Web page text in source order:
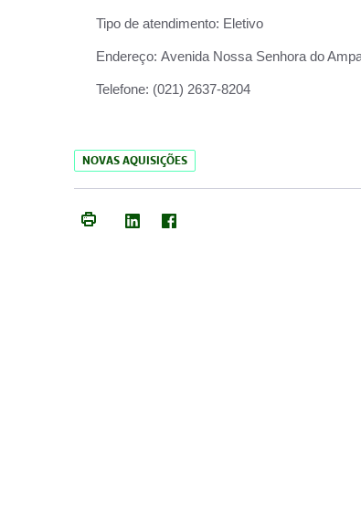
Tipo de atendimento: Eletivo
Endereço: Avenida Nossa Senhora do
Telefone: (021) 2637-8204
NOVAS AQUISIÇÕES